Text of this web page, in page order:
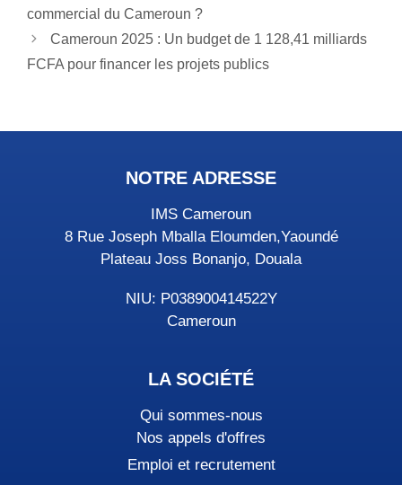
commercial du Cameroun ?
Cameroun 2025 : Un budget de 1 128,41 milliards
FCFA pour financer les projets publics
NOTRE ADRESSE
IMS Cameroun
8 Rue Joseph Mballa Eloumden,Yaoundé
Plateau Joss Bonanjo, Douala
NIU: P038900414522Y
Cameroun
LA SOCIÉTÉ
Qui sommes-nous
Nos appels d'offres
Emploi et recrutement